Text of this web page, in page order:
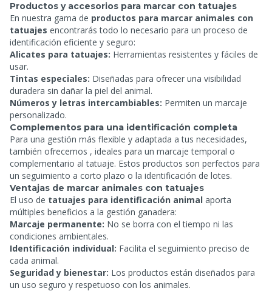
Productos y accesorios para marcar con tatuajes
En nuestra gama de productos para marcar animales con
tatuajes encontrarás todo lo necesario para un proceso de
identificación eficiente y seguro:
Alicates para tatuajes: Herramientas resistentes y fáciles de
usar.
Tintas especiales: Diseñadas para ofrecer una visibilidad
duradera sin dañar la piel del animal.
Números y letras intercambiables: Permiten un marcaje
personalizado.
Complementos para una identificación completa
Para una gestión más flexible y adaptada a tus necesidades,
también ofrecemos , ideales para un marcaje temporal o
complementario al tatuaje. Estos productos son perfectos para
un seguimiento a corto plazo o la identificación de lotes.
Ventajas de marcar animales con tatuajes
El uso de tatuajes para identificación animal aporta
múltiples beneficios a la gestión ganadera:
Marcaje permanente: No se borra con el tiempo ni las
condiciones ambientales.
Identificación individual: Facilita el seguimiento preciso de
cada animal.
Seguridad y bienestar: Los productos están diseñados para
un uso seguro y respetuoso con los animales.